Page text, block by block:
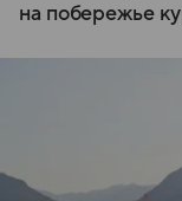
на побережье